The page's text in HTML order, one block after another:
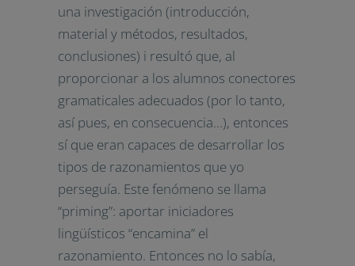
una investigación (introducción,
material y métodos, resultados,
conclusiones) i resultó que, al
proporcionar a los alumnos conectores
gramaticales adecuados (por lo tanto,
así pues, en consecuencia…), entonces
sí que eran capaces de desarrollar los
tipos de razonamientos que yo
perseguía. Este fenómeno se llama
“priming”: aportar iniciadores
lingüísticos “encamina” el
razonamiento. Entonces no lo sabía,